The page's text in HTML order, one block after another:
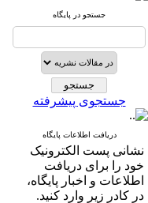
جستجو در پایگاه
جستجوی پیشرفته
دریافت اطلاعات پایگاه
نشانی پست الکترونیک
خود را برای دریافت
اطلاعات و اخبار پایگاه،
در کادر زیر وارد کنید.